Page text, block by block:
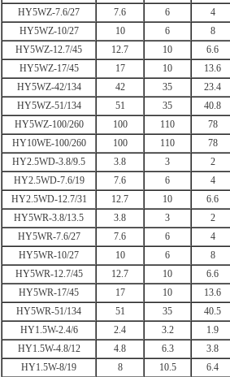
HY5WZ-7.6/27 7.6 6 4
HY5WZ-10/27
10 6 8
HY5WZ-12.7/45
12.7 10 6.6
HY5WZ-17/45
17 10 13.6
HY5WZ-42/134
42 35 23.4
HY5WZ-51/134
51 35 40.8
HY5WZ-100/260
100 110 78
HY10WE-100/260
100 110 78
HY2.5WD-3.8/9.5
3.8 3 2
HY2.5WD-7.6/19 7.6 6 4
HY2.5WD-12.7/31
12.7 10 6.6
HY5WR-3.8/13.5
3.8 3 2
HY5WR-7.6/27 7.6 6 4
HY5WR-10/27
10 6 8
HY5WR-12.7/45
12.7 10 6.6
HY5WR-17/45
17 10 13.6
HY5WR-51/134
51 35 40.5
HY1.5W-2.4/6
2.4 3.2 1.9
HY1.5W-4.8/12 4.8 6.3 3.8
HY1.5W-8/19
8 10.5 6.4